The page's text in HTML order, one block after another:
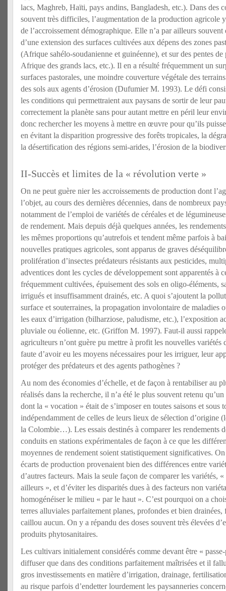
lacs, Maghreb, Haïti, pays andins, Bangladesh, etc.). Dans des
souvent très difficiles, l’augmentation de la production agricole
de l’accroissement démographique. Elle n’a par ailleurs souvent
d’une extension des surfaces cultivées aux dépens des zones
(Afrique sahélo-soudanienne et guinéenne), et sur des pentes
Afrique des grands lacs, etc.). Il en a résulté fréquemment un
surfaces pastorales, une moindre couverture végétale des
des sols aux agents d’érosion (Dufumier M. 1993). Le défi
les conditions qui permettraient aux paysans de sortir de leur
correctement la planète sans pour autant mettre en péril leur
donc rechercher les moyens à mettre en œuvre pour qu’ils
en évitant la disparition progressive des forêts tropicales, la
la désertification des régions semi-arides, l’érosion de la
II-Succès et limites de la « révolution verte »
On ne peut guère nier les accroissements de production dont
l’objet, au cours des dernières décennies, dans de nombreux
notamment de l’emploi de variétés de céréales et de
de rendement. Mais depuis déjà quelques années, les
les mêmes proportions qu’autrefois et tendent même parfois à
nouvelles pratiques agricoles, sont apparus de graves
prolifération d’insectes prédateurs résistants aux pesticides,
adventices dont les cycles de développement sont apparentés à
fréquemment cultivées, épuisement des sols en oligo-éléments,
irrigués et insuffisamment drainés, etc. A quoi s’ajoutent la
surface et souterraines, la propagation involontaire de maladies
les eaux d’irrigation (bilharziose, paludisme, etc.), l’exposition
pluviale ou éolienne, etc. (Griffon M. 1997). Faut-il aussi
agriculteurs n’ont guère pu mettre à profit les nouvelles
faute d’avoir eu les moyens nécessaires pour les irriguer, leur
protéger des prédateurs et des agents pathogènes ?
Au nom des économies d’échelle, et de façon à rentabiliser au
réalisés dans la recherche, il n’a été le plus souvent retenu
dont la « vocation » était de s’imposer en toutes saisons et sous
indépendamment de celles de leurs lieux de sélection d’origine
la Colombie…). Les essais destinés à comparer les rendements
conduits en stations expérimentales de façon à ce que les
moyennes de rendement soient statistiquement significatives. On
écarts de production provenaient bien des différences entre
d’autres facteurs. Mais la seule façon de comparer les variétés, «
ailleurs », et d’éviter les disparités dues à des facteurs non
homogénéiser le milieu « par le haut ». C’est pourquoi on a
terres alluviales parfaitement planes, profondes et bien
caillou aucun. On y a répandu des doses souvent très élevées
produits phytosanitaires.
Les cultivars initialement considérés comme devant être «
diffuser que dans des conditions parfaitement maîtrisées et il
gros investissements en matière d’irrigation, drainage,
au risque parfois d’endetter lourdement les paysanneries